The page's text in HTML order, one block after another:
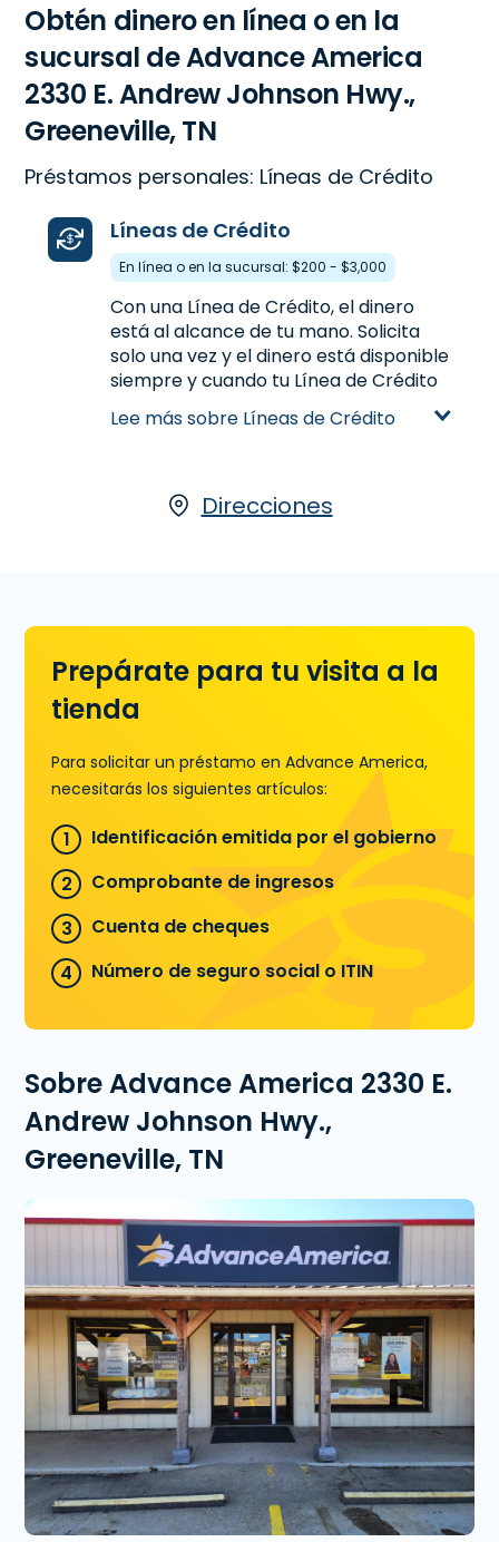
Obtén dinero en línea o en la
sucursal de Advance America
2330 E. Andrew Johnson Hwy.,
Greeneville, TN
Préstamos personales: Líneas de Crédito
Líneas de Crédito
En línea o en la sucursal: $200 - $3,000
Con una Línea de Crédito, el dinero
está al alcance de tu mano. Solicita
solo una vez y el dinero está disponible
siempre y cuando tu Línea de Crédito
permanezca abierta. Solicita una Línea
de Crédito personal en 2330 E. Andrew
(423) 787-7730para precalificar.
Lee más sobre Líneas de Crédito
Direcciones
Prepárate para tu visita a la
tienda
Para solicitar un préstamo en Advance America,
necesitarás los siguientes artículos:
Identificación emitida por el gobierno
Comprobante de ingresos
Cuenta de cheques
Número de seguro social o ITIN
Sobre Advance America 2330 E.
Andrew Johnson Hwy.,
Greeneville, TN